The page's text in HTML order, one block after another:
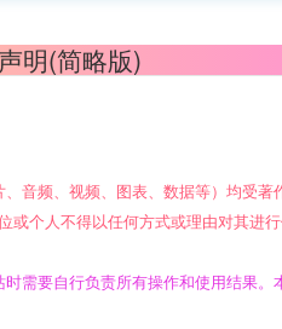
明(简略版)
音频、视频、图表、数据等）均受著
或个人不得以任何方式或理由对其进
需要自行负责所有操作和使用结果。